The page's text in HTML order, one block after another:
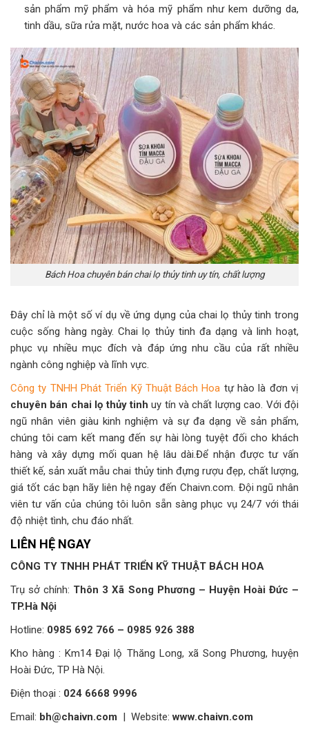
sản phẩm mỹ phẩm và hóa mỹ phẩm như kem dưỡng da,
tinh dầu, sữa rửa mặt, nước hoa và các sản phẩm khác.
Bách Hoa chuyên bán chai lọ thủy tinh uy tín, chất lượng
Đây chỉ là một số ví dụ về ứng dụng của chai lọ thủy tinh trong
cuộc sống hàng ngày. Chai lọ thủy tinh đa dạng và linh hoạt,
phục vụ nhiều mục đích và đáp ứng nhu cầu của rất nhiều
ngành công nghiệp và lĩnh vực.
Công ty TNHH Phát Triển Kỹ Thuật Bách Hoa tự hào là đơn vị
chuyên bán chai lọ thủy tinhuy tín và chất lượng cao. Với đội
ngũ nhân viên giàu kinh nghiệm và sự đa dạng về sản phẩm,
chúng tôi cam kết mang đến sự hài lòng tuyệt đối cho khách
hàng và xây dựng mối quan hệ lâu dài.Để nhận được tư vấn
thiết kế, sản xuất mẫu chai thủy tinh đựng rượu đẹp, chất lượng,
giá tốt các bạn hãy liên hệ ngay đến Chaivn.com. Đội ngũ nhân
viên tư vấn của chúng tôi luôn sẵn sàng phục vụ 24/7 với thái
độ nhiệt tình, chu đáo nhất.
LIÊN HỆ NGAY
CÔNG TY TNHH PHÁT TRIỂN KỸ THUẬT BÁCH HOA
Trụ sở chính: Thôn 3 Xã Song Phương – Huyện Hoài Đức –
TP.Hà Nội
Hotline: 0985 692 766 – 0985 926 388
Kho hàng : Km14 Đại lộ Thăng Long, xã Song Phương, huyện
Hoài Đức, TP Hà Nội.
Điện thoại : 024 6668 9996
Email: bh@chaivn.com | Website:www.chaivn.com